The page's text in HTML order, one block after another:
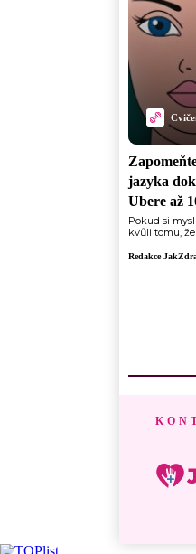
jazyka
Ubere až
Pokud si
kvůli tomu,
Redakce